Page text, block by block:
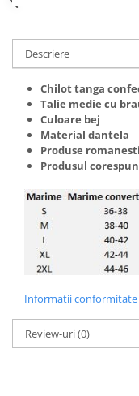
Descriere
Chilot tanga
Talie medie cu
Culoare bej
Material dantela
Produse
Produsul
Informatii
Review-uri(0)